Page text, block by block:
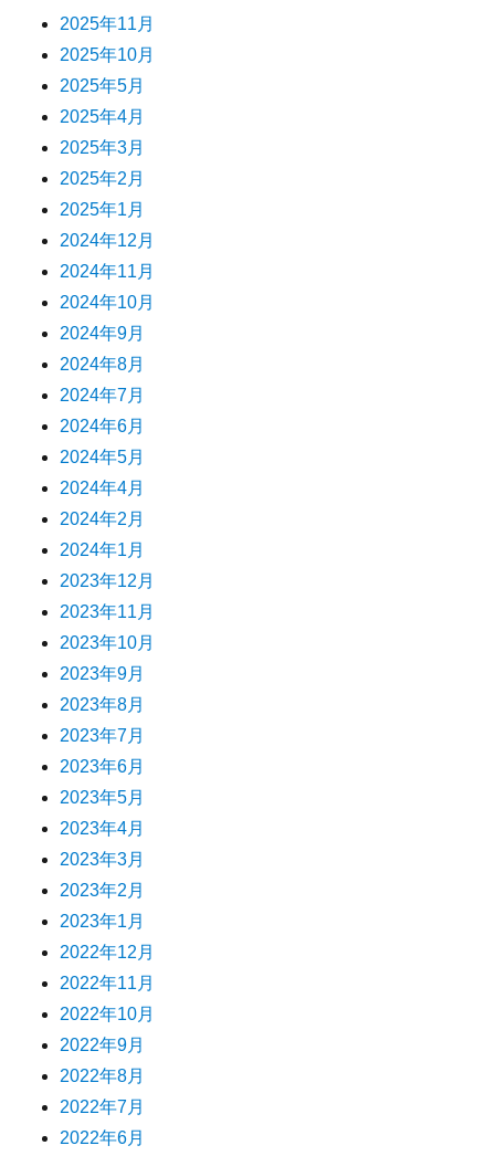
2025年11月
2025年10月
2025年5月
2025年4月
2025年3月
2025年2月
2025年1月
2024年12月
2024年11月
2024年10月
2024年9月
2024年8月
2024年7月
2024年6月
2024年5月
2024年4月
2024年2月
2024年1月
2023年12月
2023年11月
2023年10月
2023年9月
2023年8月
2023年7月
2023年6月
2023年5月
2023年4月
2023年3月
2023年2月
2023年1月
2022年12月
2022年11月
2022年10月
2022年9月
2022年8月
2022年7月
2022年6月